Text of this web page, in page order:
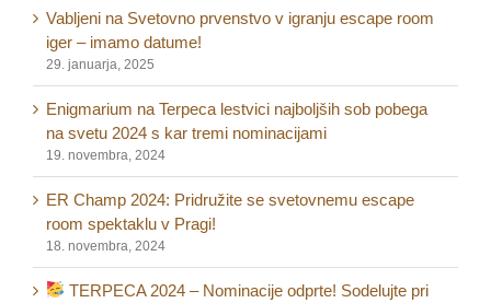
Vabljeni na Svetovno prvenstvo v igranju escape room
iger – imamo datume!
29. januarja, 2025
Enigmarium na Terpeca lestvici najboljših sob pobega
na svetu 2024 s kar tremi nominacijami
19. novembra, 2024
ER Champ 2024: Pridružite se svetovnemu escape
room spektaklu v Pragi!
18. novembra, 2024
TERPECA 2024 – Nominacije odprte! Sodelujte pri